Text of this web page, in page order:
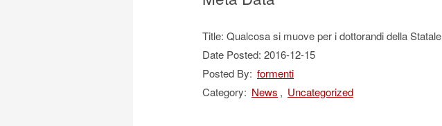
Title: Qualcosa si muove per i dottorandi della Statale
Date Posted: 2016-12-15
Posted By: formenti
Category: News , Uncategorized